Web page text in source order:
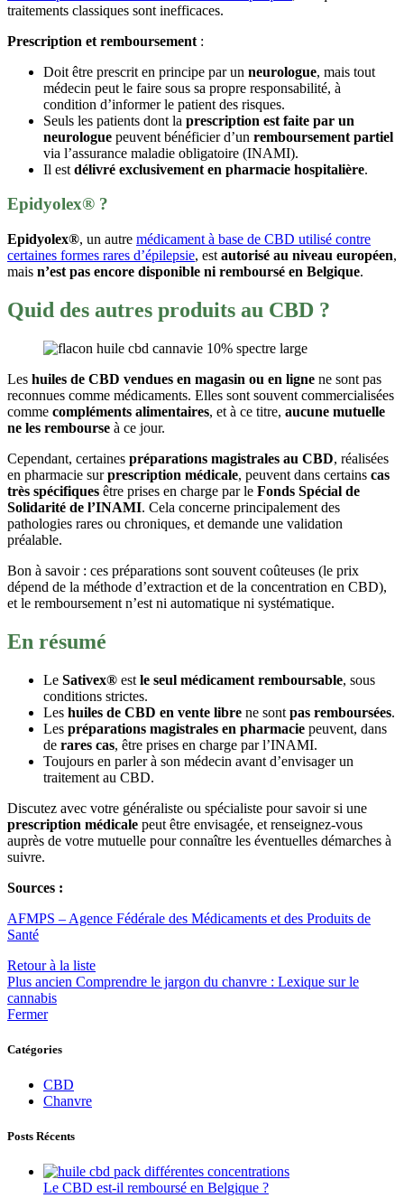
traitements classiques sont inefficaces.
Prescription et remboursement :
Doit être prescrit en principe par un neurologue, mais tout
médecin peut le faire sous sa propre responsabilité, à
condition d’informer le patient des risques.
Seuls les patients dont la prescription est faite par un
neurologue peuvent bénéficier d’un remboursement partiel
via l’assurance maladie obligatoire (INAMI).
Il est délivré exclusivement en pharmacie hospitalière.
Epidyolex® ?
Epidyolex®, un autre médicament à base de CBD utilisé contre
certaines formes rares d’épilepsie, est autorisé au niveau européen,
mais n’est pas encore disponible ni remboursé en Belgique.
Quid des autres produits au CBD ?
Les huiles de CBD vendues en magasin ou en ligne ne sont pas
reconnues comme médicaments. Elles sont souvent commercialisées
comme compléments alimentaires, et à ce titre, aucune mutuelle
ne les rembourse à ce jour.
Cependant, certaines préparations magistrales au CBD, réalisées
en pharmacie surprescription médicale, peuvent dans certains cas
très spécifiques être prises en charge par le Fonds Spécial de
Solidarité de l’INAMI. Cela concerne principalement des
pathologies rares ou chroniques, et demande une validation
préalable.
Bon à savoir : ces préparations sont souvent coûteuses (le prix
dépend de la méthode d’extraction et de la concentration en CBD),
et le remboursement n’est ni automatique ni systématique.
En résumé
Le Sativex® est le seul médicament remboursable, sous
conditions strictes.
Les huiles de CBD en vente libre ne sont pas remboursées.
Les préparations magistrales en pharmacie peuvent, dans
de rares cas, être prises en charge par l’INAMI.
Toujours en parler à son médecin avant d’envisager un
traitement au CBD.
Discutez avec votre généraliste ou spécialiste pour savoir si une
prescription médicale peut être envisagée, et renseignez-vous
auprès de votre mutuelle pour connaître les éventuelles démarches à
suivre.
Sources :
AFMPS – Agence Fédérale des Médicaments et des Produits de
Santé
Retour à la liste
Plus ancien Comprendre le jargon du chanvre : Lexique sur le
cannabis
Fermer
Catégories
CBD
Chanvre
Posts Récents
Le CBD est-il remboursé en Belgique ?